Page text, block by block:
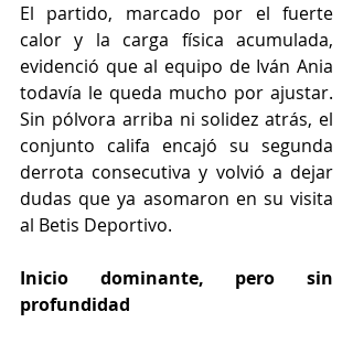
El partido, marcado por el fuerte
calor y la carga física acumulada,
evidenció que al equipo de Iván Ania
todavía le queda mucho por ajustar.
Sin pólvora arriba ni solidez atrás, el
conjunto califa encajó su segunda
derrota consecutiva y volvió a dejar
dudas que ya asomaron en su visita
al Betis Deportivo.
Inicio dominante, pero sin
profundidad